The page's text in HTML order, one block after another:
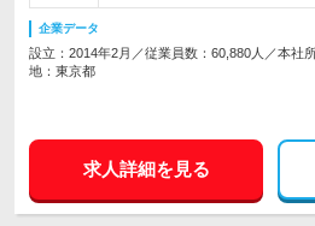
企業データ
設立：2014年2月／従業員数：60,880人／本社
地：東京都
求人詳細を見る